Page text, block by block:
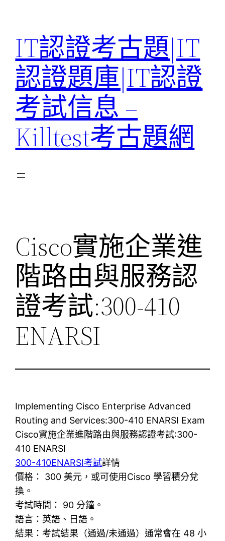
content
IT認證考古題|IT
認證題庫|IT認證
考試信息 –
Killtest考古題網
Cisco實施企業進
階路由與服務認
證考試:300-410
ENARSI
Implementing Cisco Enterprise Advanced
Routing and Services:300-410 ENARSI Exam
Cisco實施企業進階路由與服務認證考試:300-
410 ENARSI
300-410ENARSI考試詳情
價格： 300 美元，或可使用Cisco 學習積分兌
換。
考試時間： 90 分鐘。
語言：英語、日語。
結果：考試結果（通過/未通過）通常會在 48 小